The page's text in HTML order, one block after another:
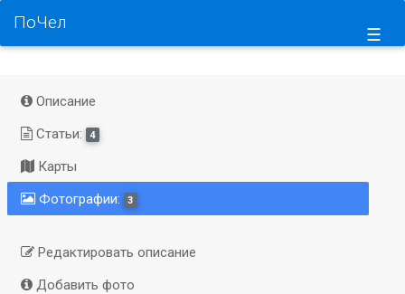
☰
ПоЧел
Описание
Статьи:
4
Карты
Фотографии:
3
Редактировать описание
Добавить фото